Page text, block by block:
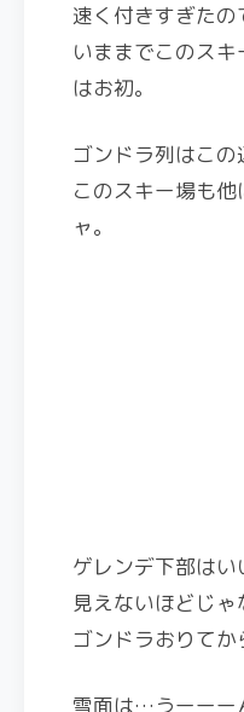
速く付きすぎた
いままでこのス
はお初。
ゴンドラ列はこの
このスキー場も
ャ。
ゲレンデ下部はい
見えないほどじ
ゴンドラおりてか
雪面は…うーーー